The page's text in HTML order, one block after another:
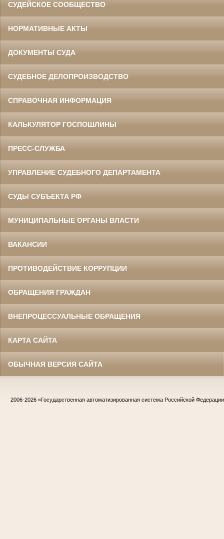
СУДЕЙСКОЕ СООБЩЕСТВО
НОРМАТИВНЫЕ АКТЫ
ДОКУМЕНТЫ СУДА
СУДЕБНОЕ ДЕЛОПРОИЗВОДСТВО
СПРАВОЧНАЯ ИНФОРМАЦИЯ
КАЛЬКУЛЯТОР ГОСПОШЛИНЫ
ПРЕСС-СЛУЖБА
УПРАВЛЕНИЕ СУДЕБНОГО ДЕПАРТАМЕНТА
СУДЫ СУБЪЕКТА РФ
МУНИЦИПАЛЬНЫЕ ОРГАНЫ ВЛАСТИ
ВАКАНСИИ
ПРОТИВОДЕЙСТВИЕ КОРРУПЦИИ
ОБРАЩЕНИЯ ГРАЖДАН
ВНЕПРОЦЕССУАЛЬНЫЕ ОБРАЩЕНИЯ
КАРТА САЙТА
ОБЫЧНАЯ ВЕРСИЯ САЙТА
2006-2026 «Государственная автоматизированная система Российской